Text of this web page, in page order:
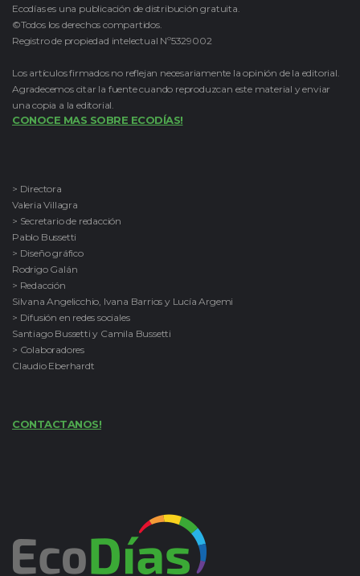
Ecodías es una publicación de distribución gratuita.
©Todos los derechos compartidos.
Registro de propiedad intelectual Nº5329002
Los artículos firmados no reflejan necesariamente la opinión de la editorial.
Agradecemos citar la fuente cuando reproduzcan este material y enviar
una copia a la editorial.
CONOCE MAS SOBRE ECODÍAS!
> Directora
Valeria Villagra
> Secretario de redacción
Pablo Bussetti
> Diseño gráfico
Rodrigo Galán
> Redacción
Silvana Angelicchio, Ivana Barrios y Lucía Argemi
> Difusión en redes sociales
Santiago Bussetti y Camila Bussetti
> Colaboradores
Claudio Eberhardt
CONTACTANOS!